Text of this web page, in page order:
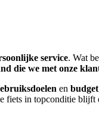
service. Wat
die we met onze
en budget
fiets in topconditie blijft